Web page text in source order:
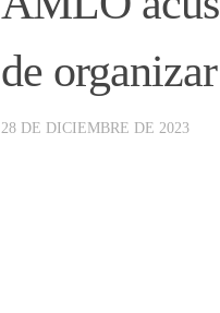
de
28 DE DICIEMBRE DE 2023